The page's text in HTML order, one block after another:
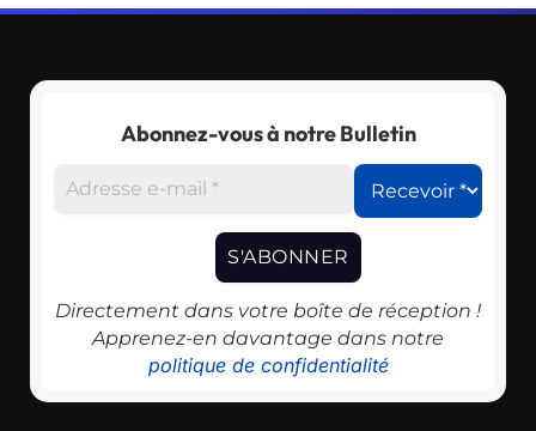
Abonnez-vous à notre Bulletin
Directement dans votre boîte de réception !
Apprenez-en davantage dans notre
politique de confidentialité